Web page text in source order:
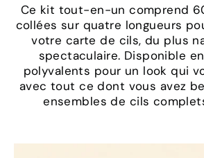
Ce kit tout-en-un comprend
collées sur quatre longueurs
votre carte de cils, du plus
spectaculaire. Disponible
polyvalents pour un look qui
avec tout ce dont vous avez
ensembles de cils